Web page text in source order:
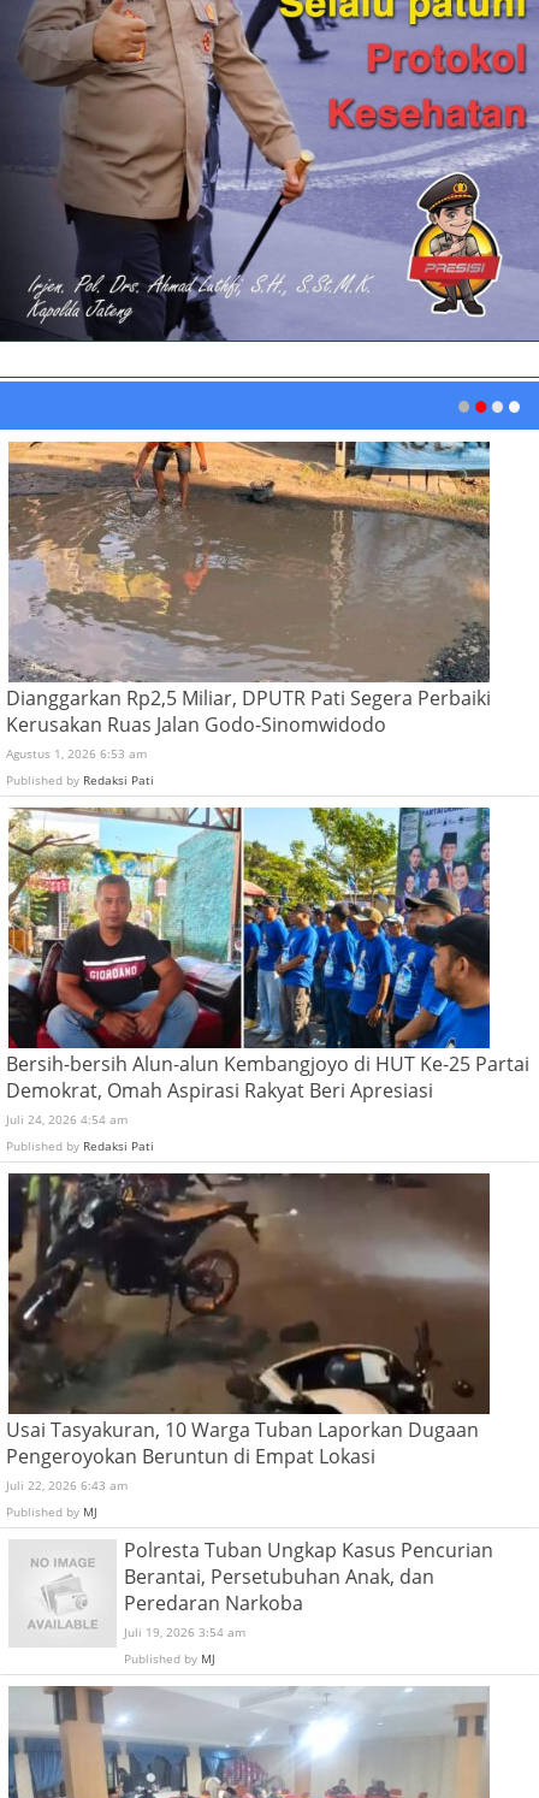
Dianggarkan Rp2,5 Miliar, DPUTR Pati Segera Perbaiki
Kerusakan Ruas Jalan Godo-Sinomwidodo
Agustus 1, 2026 6:53 am
Published by Redaksi Pati
Bersih-bersih Alun-alun Kembangjoyo di HUT Ke-25 Partai
Demokrat, Omah Aspirasi Rakyat Beri Apresiasi
Juli 24, 2026 4:54 am
Published by Redaksi Pati
Usai Tasyakuran, 10 Warga Tuban Laporkan Dugaan
Pengeroyokan Beruntun di Empat Lokasi
Juli 22, 2026 6:43 am
Published by MJ
Polresta Tuban Ungkap Kasus Pencurian
Berantai, Persetubuhan Anak, dan
Peredaran Narkoba
Juli 19, 2026 3:54 am
Published by MJ